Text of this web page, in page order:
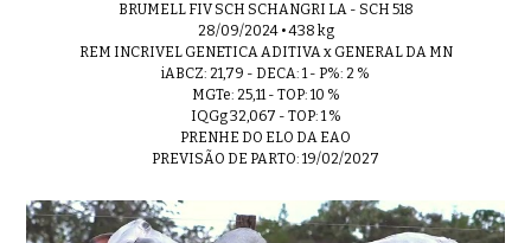
BRUMELL FIV SCH SCHANGRI LA - SCH 518
28/09/2024 • 438 kg
REM INCRIVEL GENETICA ADITIVA x GENERAL DA MN
iABCZ: 21,79 - DECA: 1 - P%: 2 %
MGTe: 25,11 - TOP: 10 %
IQGg 32,067 - TOP: 1 %
PRENHE DO ELO DA EAO
PREVISÃO DE PARTO: 19/02/2027